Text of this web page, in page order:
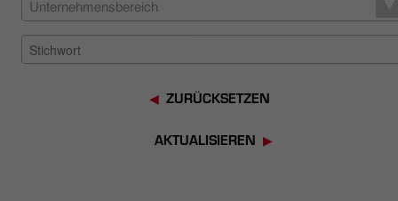
Unternehmensbereich
ZURÜCKSETZEN
AKTUALISIEREN